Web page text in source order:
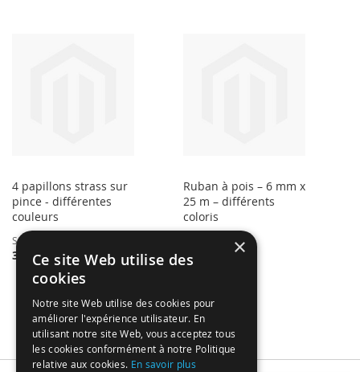
4 papillons strass sur
pince - différentes
couleurs
Starting at
3,49 €
Ruban à pois – 6 mm x
25 m – différents
coloris
1,79 € ×
Ce site Web utilise des
cookies
Notre site Web utilise des cookies pour
améliorer l'expérience utilisateur. En
utilisant notre site Web, vous acceptez tous
les cookies conformément à notre Politique
relative aux cookies. En savoir plus